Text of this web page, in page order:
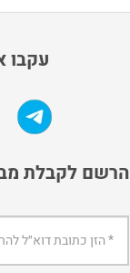
עקבו
הרשם לקבלת